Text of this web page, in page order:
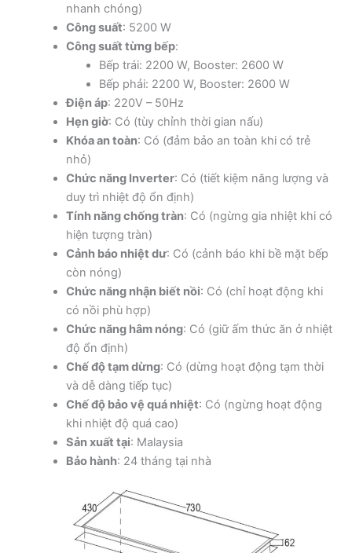
nhanh chóng)
Công suất: 5200 W
Công suất từng bếp:
Bếp trái: 2200 W, Booster: 2600 W
Bếp phải: 2200 W, Booster: 2600 W
Điện áp: 220V – 50Hz
Hẹn giờ: Có (tùy chỉnh thời gian nấu)
Khóa an toàn: Có (đảm bảo an toàn khi có trẻ
nhỏ)
Chức năng Inverter: Có (tiết kiệm năng lượng và
duy trì nhiệt độ ổn định)
Tính năng chống tràn: Có (ngừng gia nhiệt khi có
hiện tượng tràn)
Cảnh báo nhiệt dư: Có (cảnh báo khi bề mặt bếp
còn nóng)
Chức năng nhận biết nồi: Có (chỉ hoạt động khi
có nồi phù hợp)
Chức năng hâm nóng: Có (giữ ấm thức ăn ở nhiệt
độ ổn định)
Chế độ tạm dừng: Có (dừng hoạt động tạm thời
và dễ dàng tiếp tục)
Chế độ bảo vệ quá nhiệt: Có (ngừng hoạt động
khi nhiệt độ quá cao)
Sản xuất tại: Malaysia
Bảo hành: 24 tháng tại nhà